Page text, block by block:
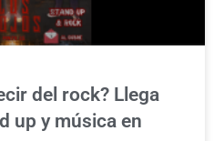
del rock? Llega
up y música en